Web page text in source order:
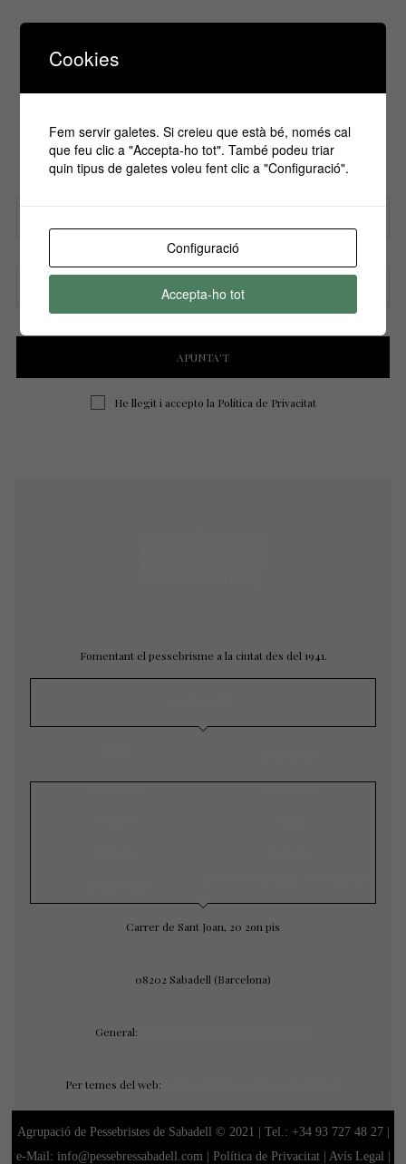
Si vols estar informa't de tots els
esdeveniments, inscriu-te amb el teu email al
nostre butlletí!
Nom
Correu electrònic
He llegit i accepto la Política de Privacitat
Fomentant el pessebrisme a la ciutat des del 1941.
Exposicions Concursos
Carrer de Sant Joan, 20 2on pis
08202 Sabadell (Barcelona)
General:
Per temes del web:
Agrupació de Pessebristes de Sabadell © 2021 | Tel.: +34 93 727 48 27|
e-Mail: info@pessebressabadell.com | Política de Privacitat| Avís Legal
Cookies
Fem servir galetes. Si creieu que està bé, només cal
que feu clic a "Accepta-ho tot". També podeu triar
quin tipus de galetes voleu fent clic a "Configuració".
Configuració
Accepta-ho tot